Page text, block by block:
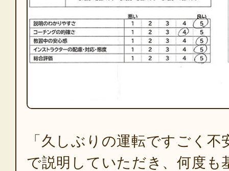
「久しぶりの運転ですごく
で説明していただき、何度も